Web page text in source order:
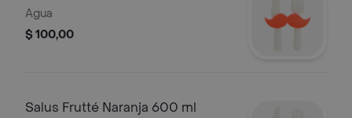
Agua
$ 100,00
Salus Frutté Naranja 600 ml